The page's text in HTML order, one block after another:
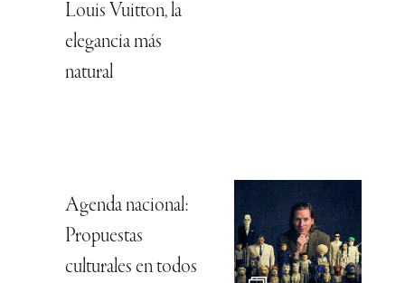
Louis Vuitton, la
elegancia más
natural
Agenda nacional:
Propuestas
culturales en todos